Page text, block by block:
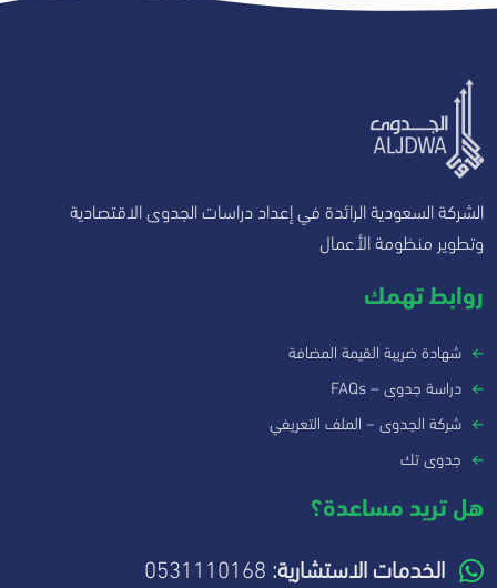
الشركة السعودية الرائدة في إعداد دراسات الجدوى الاقتصادية
وتطوير منظومة الأعمال
روابط تهمك
شهادة ضريبة القيمة المضافة
دراسة جدوى – FAQs
شركة الجدوى – الملف التعريفي
جدوى تك
هل تريد مساعدة؟
الخدمات الاستشارية: